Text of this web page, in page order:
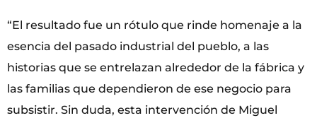
“El resultado fue un rótulo que rinde homenaje a la
esencia del pasado industrial del pueblo, a las
historias que se entrelazan alrededor de la fábrica y
las familias que dependieron de ese negocio para
subsistir. Sin duda, esta intervención de Miguel